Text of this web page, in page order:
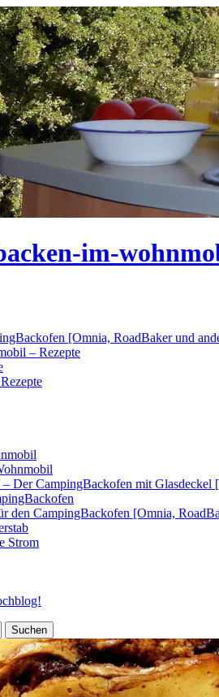
im-
[Omnia, RoadBaker und
– Rezepte
Der CampingBackofen mit Glasdeckel
den CampingBackofen [Omnia,
Strom